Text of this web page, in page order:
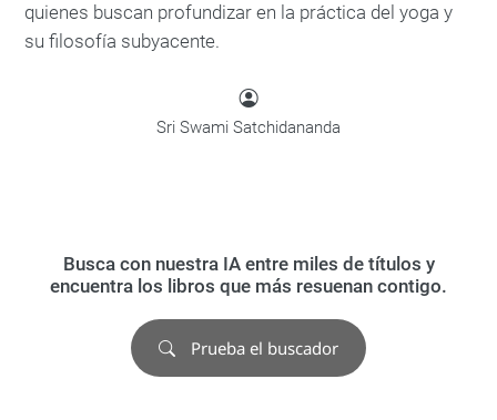
quienes buscan profundizar en la práctica del yoga y
su filosofía subyacente.
Sri Swami Satchidananda
Busca con nuestra IA entre miles de títulos y
encuentra los libros que más resuenan contigo.
Prueba el buscador